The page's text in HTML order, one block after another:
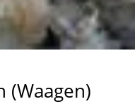
(Waagen)